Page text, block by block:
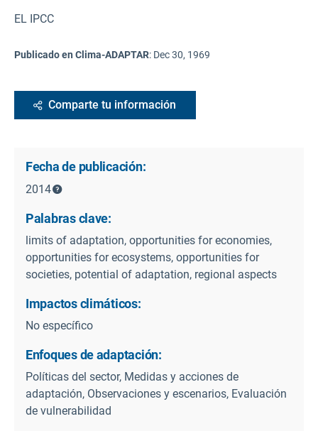
EL IPCC
Publicado en Clima-ADAPTAR: Dec 30, 1969
Comparte tu información
Fecha de publicación:
2014
Palabras clave:
limits of adaptation, opportunities for economies,
opportunities for ecosystems, opportunities for
societies, potential of adaptation, regional aspects
Impactos climáticos:
No específico
Enfoques de adaptación:
Políticas del sector, Medidas y acciones de
adaptación, Observaciones y escenarios, Evaluación
de vulnerabilidad